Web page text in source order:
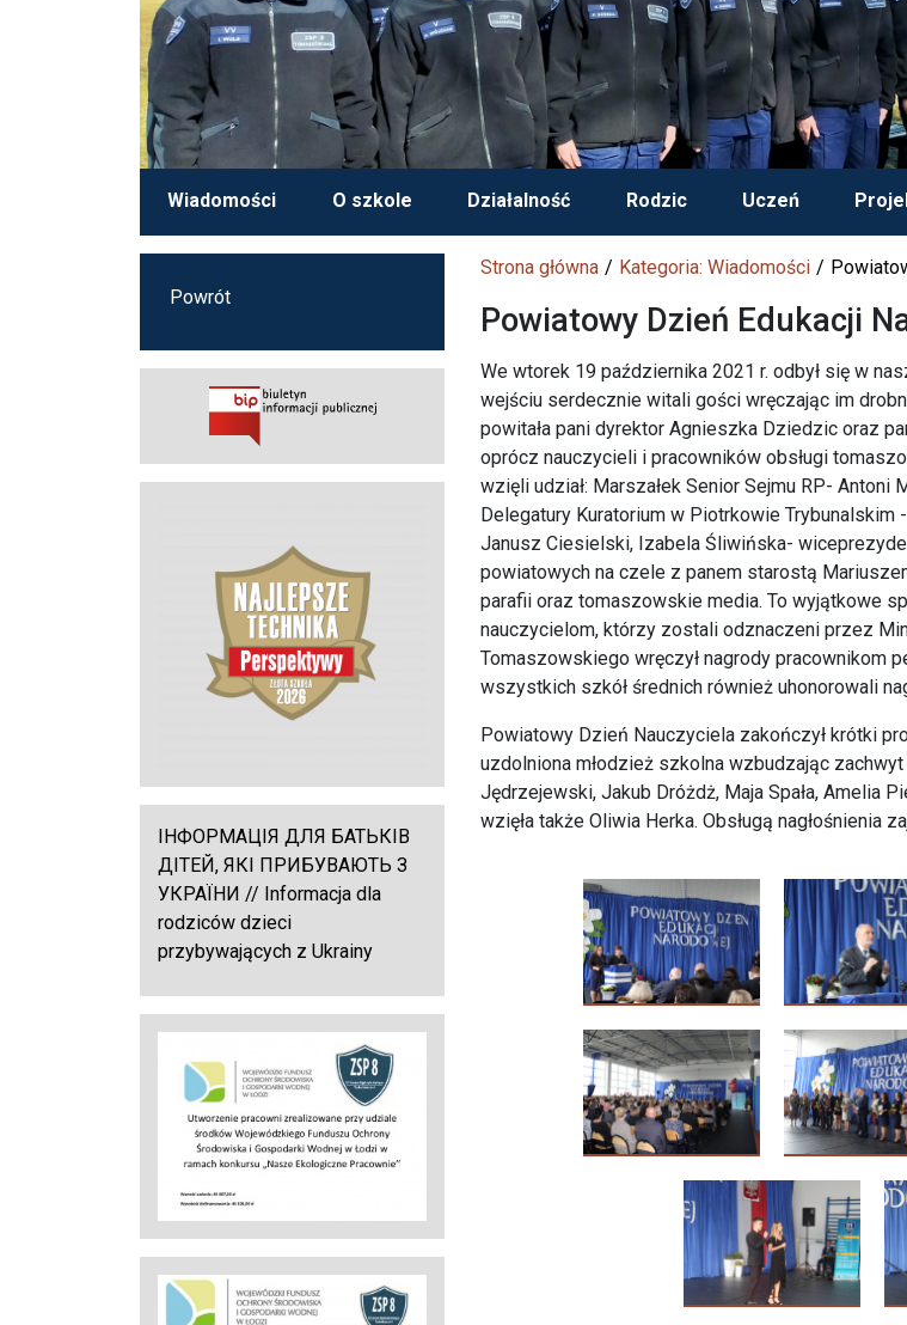
Wiadomości O szkole Działalność Rodzic Uczeń
Strona główna Kategoria: Wiadomości
Powiatowy Dzień Edukacji
We wtorek 19 października 2021 r. odbył się w
wejściu serdecznie witali gości wręczając im
powitała pani dyrektor Agnieszka Dziedzic oraz
oprócz nauczycieli i pracowników obsługi
wzięli udział: Marszałek Senior Sejmu RP-
Delegatury Kuratorium w Piotrkowie
Janusz Ciesielski, Izabela Śliwińska-
powiatowych na czele z panem starostą
parafii oraz tomaszowskie media. To wyjątkowe
nauczycielom, którzy zostali odznaczeni przez
Tomaszowskiego wręczył nagrody pracownikom
wszystkich szkół średnich również uhonorowali
Powiatowy Dzień Nauczyciela zakończył krótki
uzdolniona młodzież szkolna wzbudzając
Jędrzejewski, Jakub Dróżdż, Maja Spała, Amelia
wzięła także Oliwia Herka. Obsługą nagłośnienia
Powrót
ІНФОРМАЦІЯ ДЛЯ БАТЬКІВ
ДІТЕЙ, ЯКІ ПРИБУВАЮТЬ З
УКРАЇНИ // Informacja dla
rodziców dzieci
przybywających z Ukrainy